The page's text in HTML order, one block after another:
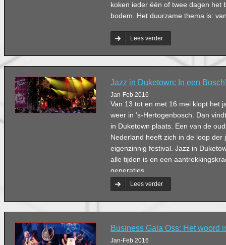
koken ieder één of twee dagen het
bodem. Het duurzame thema is:
Lees verder
Jazz in Duketown: In een
Jan-Feb 2016
Van 13 tot en met 16 mei klopt het
weer in ’s-Hertogenbosch. Dan
in Duketown plaats. Een van de
Nederland heeft zich in de loop der
eigenzinnig festival. Jazz in
alle tijden is en een
generaties.
Lees verder
Business Gala Oss: Het woord
Jan-Feb 2016